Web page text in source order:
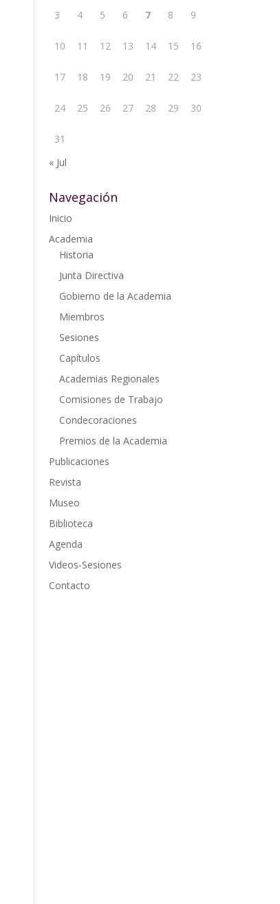
3 4 5 6 7 8 9
10 11 12 13 14 15 16
17 18 19 20 21 22 23
24 25 26 27 28 29 30
31
« Jul
Navegación
Inicio
Academia
Historia
Junta Directiva
Gobierno de la Academia
Miembros
Sesiones
Capítulos
Academias Regionales
Comisiones de Trabajo
Condecoraciones
Premios de la Academia
Publicaciones
Revista
Museo
Biblioteca
Agenda
Videos-Sesiones
Contacto